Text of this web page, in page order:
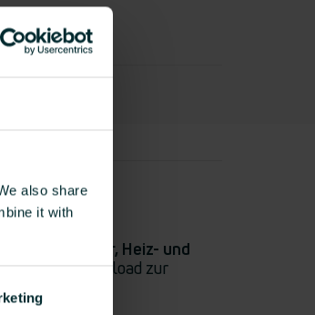
also share
it with
“Heizkörper, Heiz- und
zum Download zur